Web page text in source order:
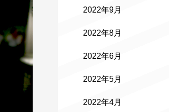
2022年9月
2022年8月
2022年6月
2022年5月
2022年4月